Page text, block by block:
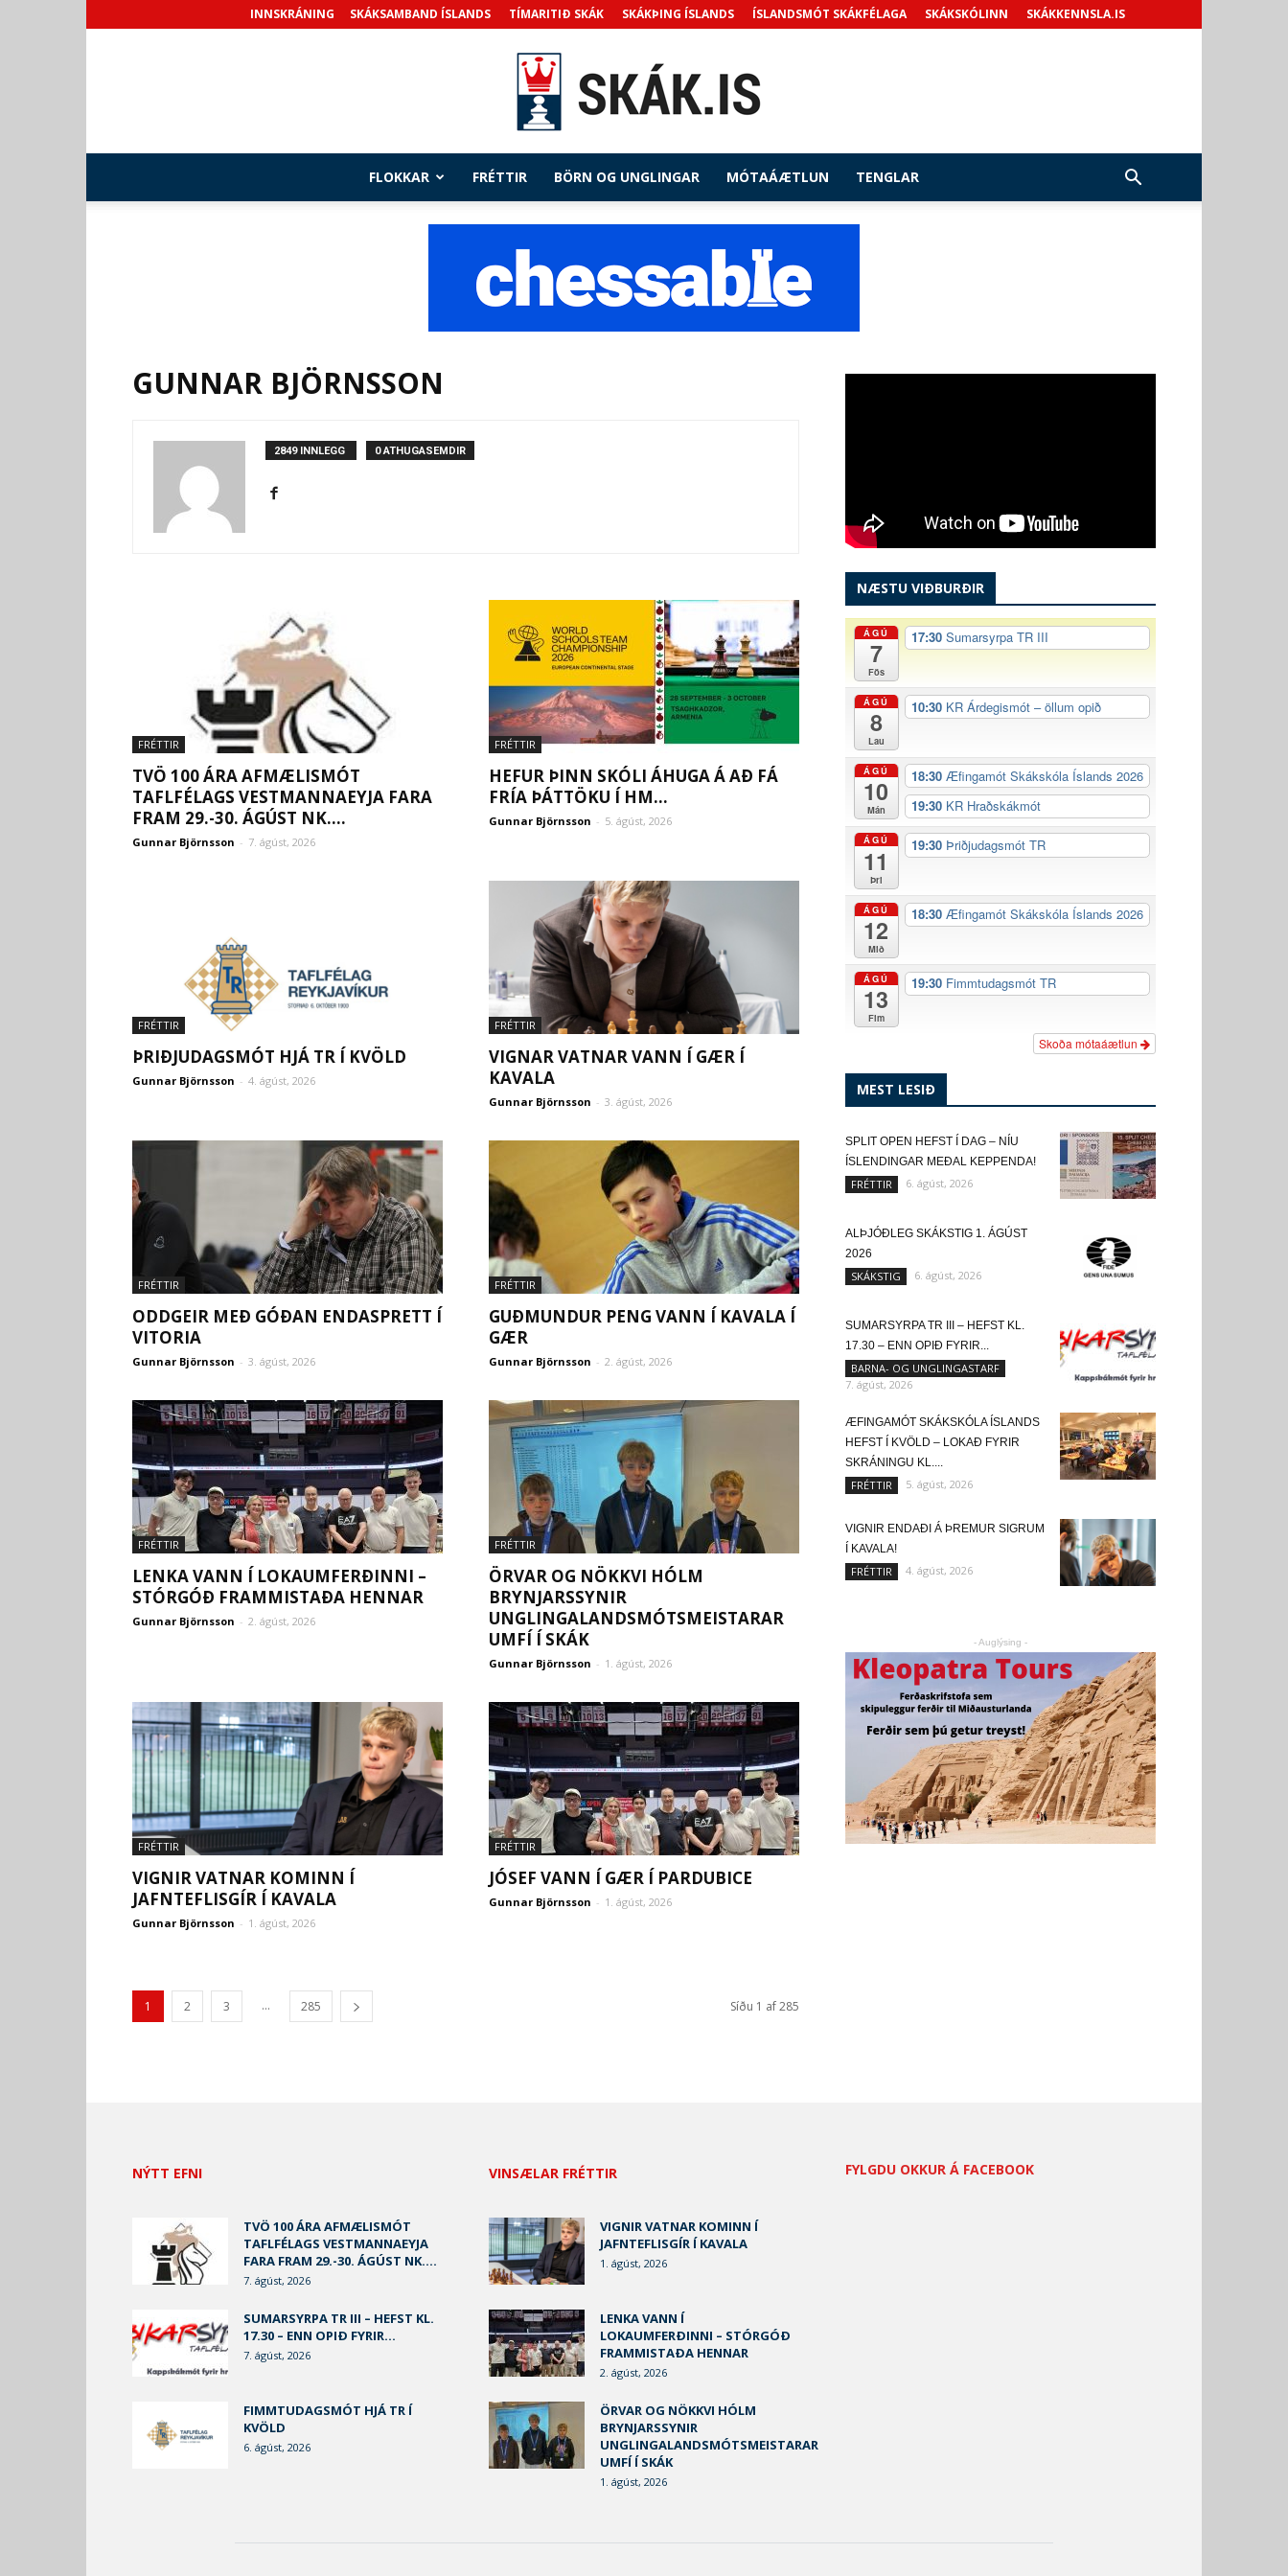
INNSKRÁNING SKÁKSAMBAND ÍSLANDS TÍMARITIÐ SKÁK SKÁKÞING ÍSLANDS ÍSLANDSMÓT SKÁKFÉLAGA SKÁKSKÓLINN SKÁKKENNSLA.IS
FLOKKAR FRÉTTIR BÖRN OG UNGLINGAR MÓTAÁÆTLUN TENGLAR
GUNNAR BJÖRNSSON
2849 INNLEGG 0 ATHUGASEMDIR
FRÉTTIR
TVÖ 100 ÁRA AFMÆLISMÓT
TAFLFÉLAGS VESTMANNAEYJA FARA
FRAM 29.-30. ÁGÚST NK....
Gunnar Björnsson - 7. ágúst, 2026
FRÉTTIR
HEFUR ÞINN SKÓLI ÁHUGA Á AÐ FÁ
FRÍA ÞÁTTÖKU Í HM...
Gunnar Björnsson - 5. ágúst, 2026
FRÉTTIR
ÞRIÐJUDAGSMÓT HJÁ TR Í KVÖLD
Gunnar Björnsson - 4. ágúst, 2026
FRÉTTIR
VIGNAR VATNAR VANN Í GÆR Í
KAVALA
Gunnar Björnsson - 3. ágúst, 2026
FRÉTTIR
ODDGEIR MEÐ GÓÐAN ENDASPRETT Í
VITORIA
Gunnar Björnsson - 3. ágúst, 2026
FRÉTTIR
GUÐMUNDUR PENG VANN Í KAVALA Í
GÆR
Gunnar Björnsson - 2. ágúst, 2026
FRÉTTIR
LENKA VANN Í LOKAUMFERÐINNI –
STÓRGÓÐ FRAMMISTAÐA HENNAR
Gunnar Björnsson - 2. ágúst, 2026
FRÉTTIR
ÖRVAR OG NÖKKVI HÓLM
BRYNJARSSYNIR
UNGLINGALANDSMÓTSMEISTARAR
UMFÍ Í SKÁK
Gunnar Björnsson - 1. ágúst, 2026
FRÉTTIR
VIGNIR VATNAR KOMINN Í
JAFNTEFLISGÍR Í KAVALA
Gunnar Björnsson - 1. ágúst, 2026
FRÉTTIR
JÓSEF VANN Í GÆR Í PARDUBICE
Gunnar Björnsson - 1. ágúst, 2026
1 2 3 ... 285 Síðu 1 af 285
NÆSTU VIÐBURÐIR
ÁGÚ
7
Fös
17:30 Sumarsyrpa TR III
ÁGÚ
8
Lau
10:30 KR Árdegismót – öllum opið
ÁGÚ
10
Mán
18:30 Æfingamót Skákskóla Íslands 2026
19:30 KR Hraðskákmót
ÁGÚ
11
Þri
19:30 Þriðjudagsmót TR
ÁGÚ
12
Mið
18:30 Æfingamót Skákskóla Íslands 2026
ÁGÚ
13
Fim
19:30 Fimmtudagsmót TR
Skoða mótaáætlun
MEST LESIÐ
SPLIT OPEN HEFST Í DAG – NÍU
ÍSLENDINGAR MEÐAL KEPPENDA!
FRÉTTIR 6. ágúst, 2026
ALÞJÓÐLEG SKÁKSTIG 1. ÁGÚST
2026
SKÁKSTIG 6. ágúst, 2026
SUMARSYRPA TR III – HEFST KL.
17.30 – ENN OPIÐ FYRIR...
BARNA- OG UNGLINGASTARF
7. ágúst, 2026
ÆFINGAMÓT SKÁKSKÓLA ÍSLANDS
HEFST Í KVÖLD – LOKAÐ FYRIR
SKRÁNINGU KL....
FRÉTTIR 5. ágúst, 2026
VIGNIR ENDAÐI Á ÞREMUR SIGRUM
Í KAVALA!
FRÉTTIR 4. ágúst, 2026
- Auglýsing -
NÝTT EFNI
TVÖ 100 ÁRA AFMÆLISMÓT
TAFLFÉLAGS VESTMANNAEYJA
FARA FRAM 29.-30. ÁGÚST NK....
7. ágúst, 2026
SUMARSYRPA TR III – HEFST KL.
17.30 – ENN OPIÐ FYRIR...
7. ágúst, 2026
FIMMTUDAGSMÓT HJÁ TR Í
KVÖLD
6. ágúst, 2026
VINSÆLAR FRÉTTIR
VIGNIR VATNAR KOMINN Í
JAFNTEFLISGÍR Í KAVALA
1. ágúst, 2026
LENKA VANN Í
LOKAUMFERÐINNI – STÓRGÓÐ
FRAMMISTAÐA HENNAR
2. ágúst, 2026
ÖRVAR OG NÖKKVI HÓLM
BRYNJARSSYNIR
UNGLINGALANDSMÓTSMEISTARAR
UMFÍ Í SKÁK
1. ágúst, 2026
FYLGDU OKKUR Á FACEBOOK